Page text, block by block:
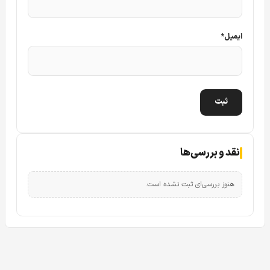
دوربین مداربسته فول کالر داهوا مدل DAHUA Starlight Full Color
HDCVI Camera Model DH-HAC-HFW1209TLMP-LED
نقد و بررسی‌ها
هنوز بررسی‌ای ثبت نشده است.
ایمیل*